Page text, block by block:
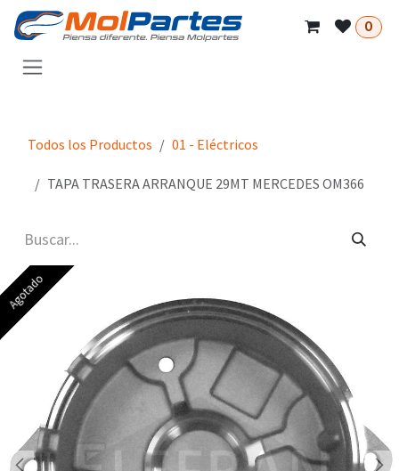
Ir al contenido
0
Todos los Productos 01 - Eléctricos
TAPA TRASERA ARRANQUE 29MT MERCEDES OM366
Agotado
Agotado